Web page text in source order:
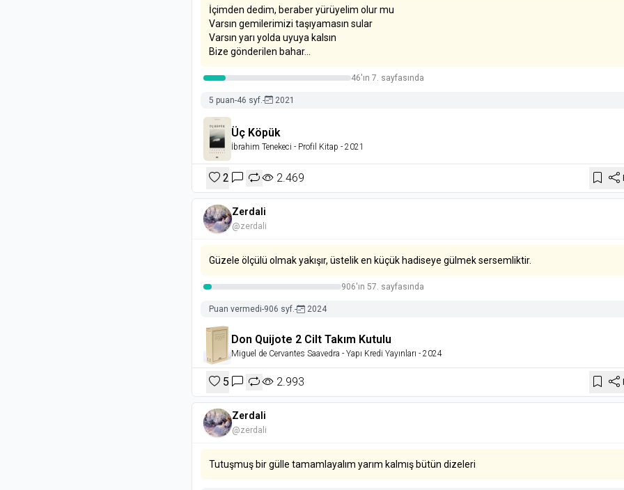
İçimden dedim, beraber yürüyelim olur mu
Varsın gemilerimizi taşıyamasın sular
Varsın yarı yolda uyuya kalsın
Bize gönderilen bahar...
46'ın 7. sayfasında
5 puan-46 syf. - 2021
Üç Köpük
İbrahim Tenekeci - Profil Kitap - 2021
2 2.469
Zerdali
@zerdali
Güzele ölçülü olmak yakışır, üstelik en küçük hadiseye gülmek sersemliktir.
906'ın 57. sayfasında
Puan vermedi-906 syf.- 2024
Don Quijote 2 Cilt Takım Kutulu
Miguel de Cervantes Saavedra - Yapı Kredi Yayınları - 2024
5 2.993
Zerdali
@zerdali
Tutuşmuş bir gülle tamamlayalım yarım kalmış bütün dizeleri